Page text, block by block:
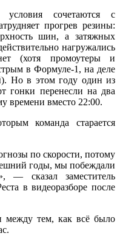
сочетаются с
прогрев резины:
шин, а затяжных
нагружались
(хотя промоутеры и
в Формуле-1, на деле
Но в этом году один из
гонки перенесли на два
времени вместо 22:00.
команда старается
по скорости, потому
годы, мы побеждали
— сказал заместитель
в видеоразборе после
между тем, как всё было